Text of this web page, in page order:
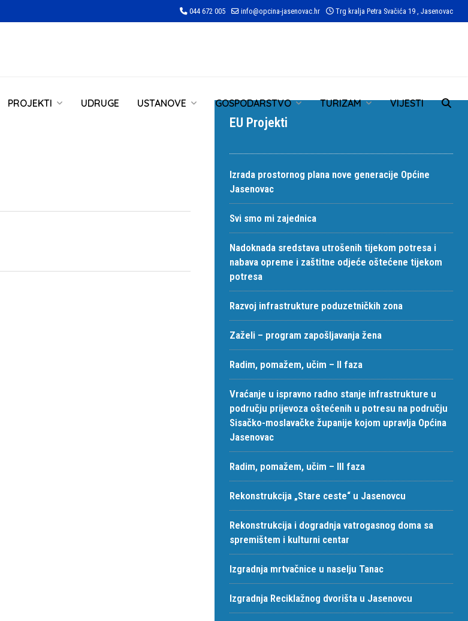
044 672 005 info@opcina-jasenovac.hr Trg kralja Petra Svačića 19 , Jasenovac
PROJEKTI UDRUGE USTANOVE GOSPODARSTVO TURIZAM VIJESTI
EU Projekti
Izrada prostornog plana nove generacije Općine
Jasenovac
Svi smo mi zajednica
Nadoknada sredstava utrošenih tijekom potresa i
nabava opreme i zaštitne odjeće oštećene tijekom
potresa
Razvoj infrastrukture poduzetničkih zona
Zaželi – program zapošljavanja žena
Radim, pomažem, učim – II faza
Vraćanje u ispravno radno stanje infrastrukture u
području prijevoza oštećenih u potresu na području
Sisačko-moslavačke županije kojom upravlja Općina
Jasenovac
Radim, pomažem, učim – III faza
Rekonstrukcija „Stare ceste“ u Jasenovcu
Rekonstrukcija i dogradnja vatrogasnog doma sa
spremištem i kulturni centar
Izgradnja mrtvačnice u naselju Tanac
Izgradnja Reciklažnog dvorišta u Jasenovcu